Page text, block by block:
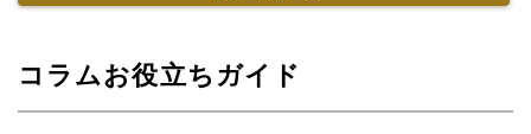
コラムお役立ちガイド